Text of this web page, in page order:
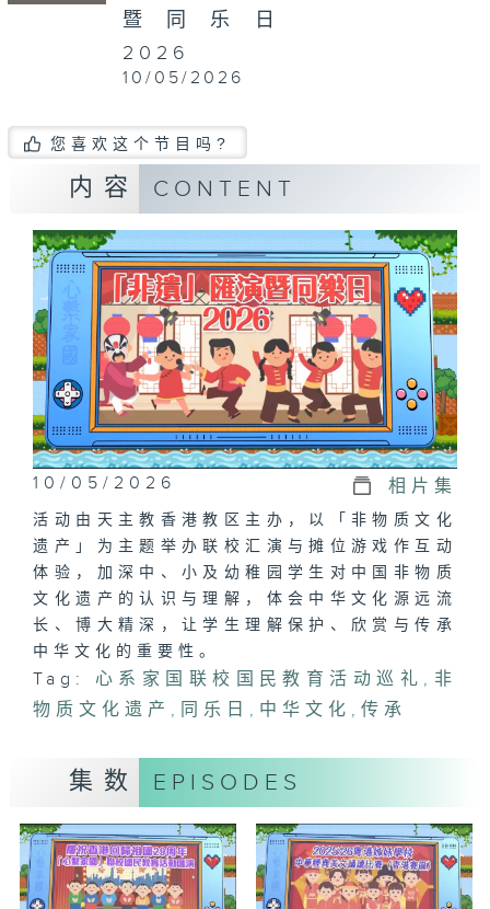
暨同乐日
2026
10/05/2026
您喜欢这个节目吗?
内容 CONTENT
10/05/2026 相片集
活动由天主教香港教区主办，以「非物质文化
遗产」为主题举办联校汇演与摊位游戏作互动
体验，加深中、小及幼稚园学生对中国非物质
文化遗产的认识与理解，体会中华文化源远流
长、博大精深，让学生理解保护、欣赏与传承
中华文化的重要性。
Tag: 心系家国联校国民教育活动巡礼 , 非
物质文化遗产 , 同乐日 , 中华文化 ,传承
集数 EPISODES